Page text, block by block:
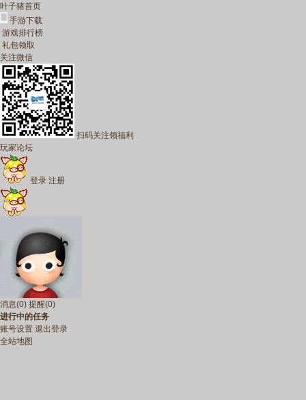
叶子猪首页
手游下载
游戏排行榜
礼包领取
关注微信
扫码关注领福利
玩家论坛
登录 注册
消息(0) 提醒(0)
进行中的任务
账号设置 退出登录
全站地图